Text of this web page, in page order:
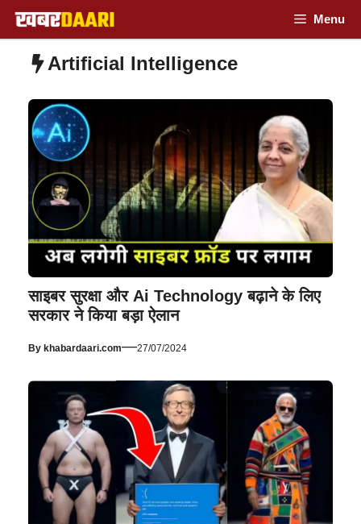
Skip
to
content
Menu
Artificial Intelligence
साइबर सुरक्षा और Ai Technology बढ़ाने के लिए
सरकार ने किया बड़ा ऐलान
By khabardaari.com—27/07/2024